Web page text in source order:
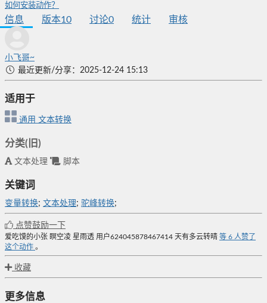
如何安装动作？
信息 版本10 讨论0 统计 审核
小飞哥~
最近更新/分享：2025-12-24 15:13
适用于
通用 文本转换
分类(旧)
文本处理 脚本
关键词
变量转换; 文本处理; 驼峰转换;
点赞鼓励一下
爱吃馍的小张 瞑空凌 星雨透 用户624045878467414 天有多云转晴 等 6 人赞了
这个动作 。
收藏
更多信息